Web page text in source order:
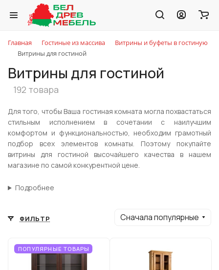
Главная Гостиные из массива
Витрины и буфеты в гостиную
Витрины для гостиной
Витрины для гостиной
192 товара
Для того, чтобы Ваша гостиная комната могла похвастаться
стильным исполнением в сочетании с наилучшим
комфортом и функциональностью, необходим грамотный
подбор всех элементов комнаты. Поэтому покупайте
витрины для гостиной высочайшего качества в нашем
магазине по самой конкурентной цене.
Подробнее
ФИЛЬТР Сначала популярные
ПОПУЛЯРНЫЕ ТОВАРЫ